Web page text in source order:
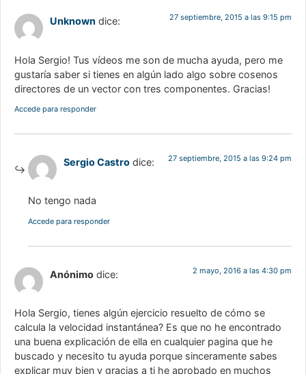
Unknown dice: 27 septiembre, 2015 a las 9:15 pm
Hola Sergio! Tus vídeos me son de mucha ayuda, pero me
gustaría saber si tienes en algún lado algo sobre cosenos
directores de un vector con tres componentes. Gracias!
Accede para responder
Sergio Castro dice: 27 septiembre, 2015 a las 9:24 pm
No tengo nada
Accede para responder
Anónimo dice: 2 mayo, 2016 a las 4:30 pm
Hola Sergio, tienes algún ejercicio resuelto de cómo se
calcula la velocidad instantánea? Es que no he encontrado
una buena explicación de ella en cualquier pagina que he
buscado y necesito tu ayuda porque sinceramente sabes
explicar muy bien y gracias a ti he aprobado en muchos